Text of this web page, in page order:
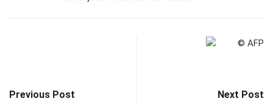
Previous Post Next Post